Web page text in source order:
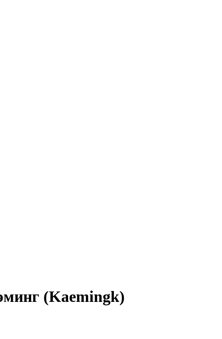
(Kaemingk)